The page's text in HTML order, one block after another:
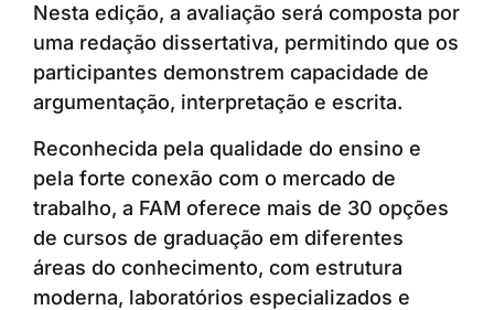
Nesta edição, a avaliação será composta por
uma redação dissertativa, permitindo que os
participantes demonstrem capacidade de
argumentação, interpretação e escrita.
Reconhecida pela qualidade do ensino e
pela forte conexão com o mercado de
trabalho, a FAM oferece mais de 30 opções
de cursos de graduação em diferentes
áreas do conhecimento, com estrutura
moderna, laboratórios especializados e